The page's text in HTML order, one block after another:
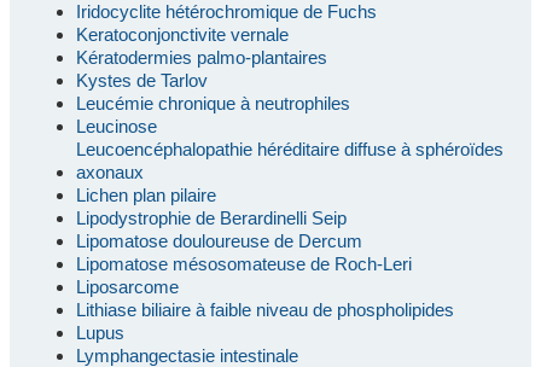
Iridocyclite hétérochromique de Fuchs
Keratoconjonctivite vernale
Kératodermies palmo-plantaires
Kystes de Tarlov
Leucémie chronique à neutrophiles
Leucinose
Leucoencéphalopathie héréditaire diffuse à sphéroïdes
axonaux
Lichen plan pilaire
Lipodystrophie de Berardinelli Seip
Lipomatose douloureuse de Dercum
Lipomatose mésosomateuse de Roch-Leri
Liposarcome
Lithiase biliaire à faible niveau de phospholipides
Lupus
Lymphangectasie intestinale